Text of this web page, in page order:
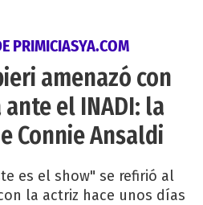
PRIMICIASYA.COM
amenazó con
el INADI: la
Connie Ansaldi
es el show" se refirió al
la actriz hace unos días